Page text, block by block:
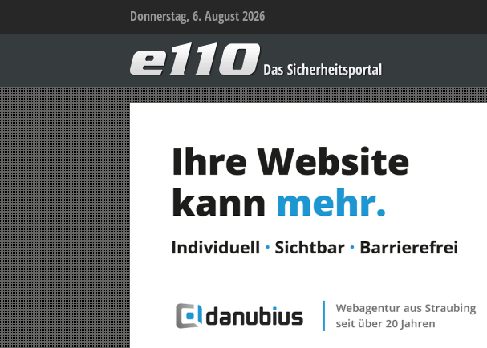
Donnerstag, 6. August 2026
–
Das
Sicherheitsportal